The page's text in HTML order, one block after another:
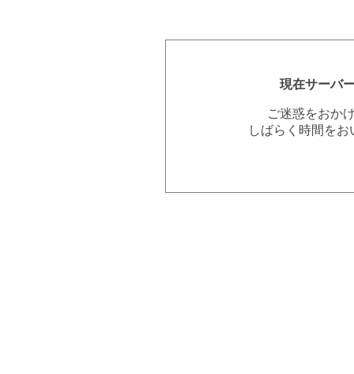
現在サーバ
ご迷惑をおか
しばらく時間を